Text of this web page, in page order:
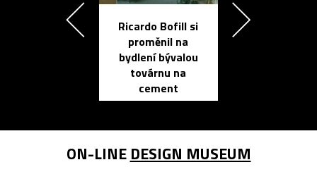
Ricardo Bofill si
proměnil na
bydlení bývalou
továrnu na
cement
ON-LINE DESIGN MUSEUM